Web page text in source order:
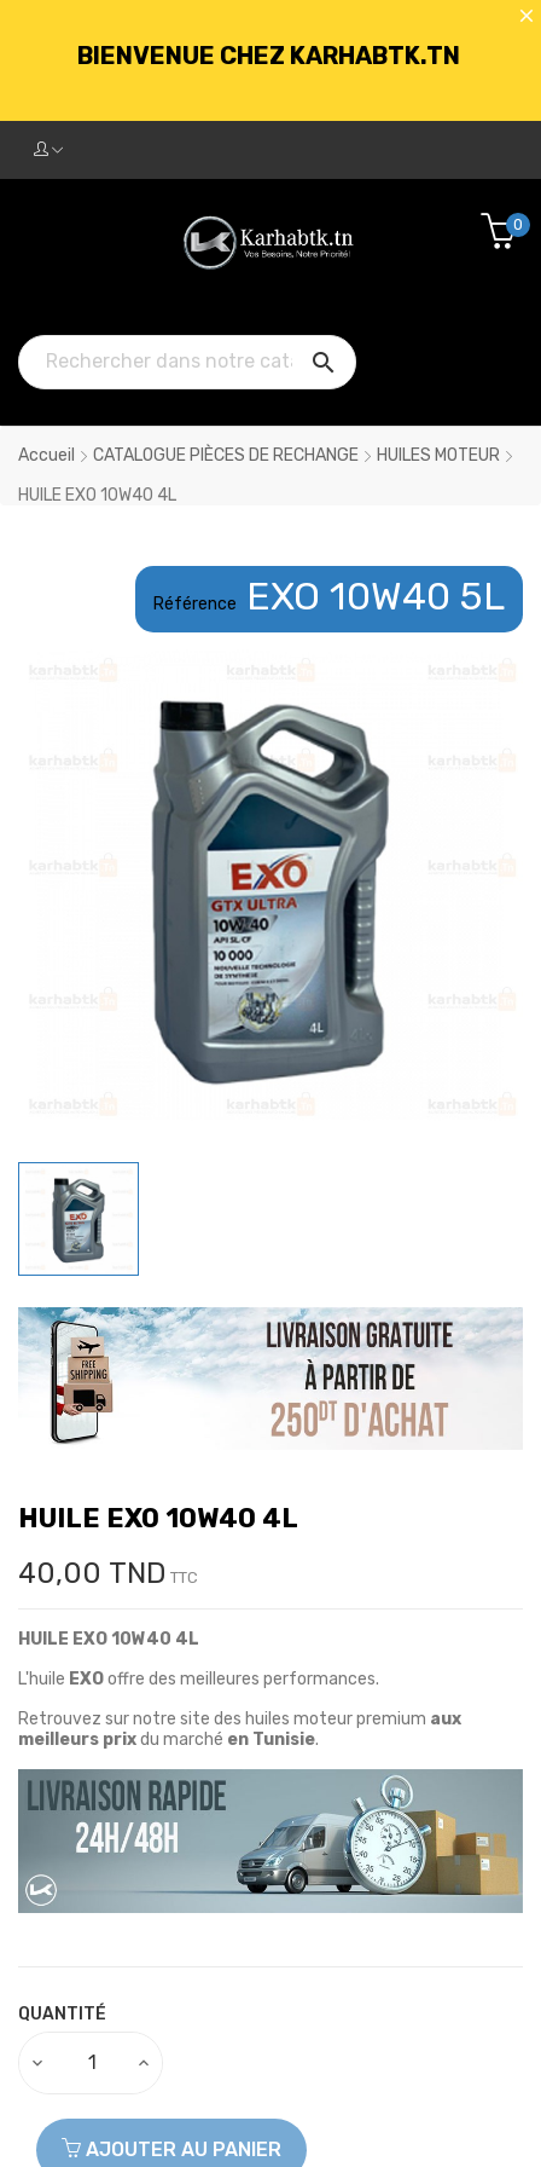
BIENVENUE CHEZ KARHABTK.TN
250DT D'ACHATS

0
Accueil CATALOGUE PIÈCES DE RECHANGE
HUILES MOTEUR
HUILE EXO 10W40 4L
Référence EXO 10W40 5L
HUILE EXO 10W40 4L
40,00 TND TTC
HUILE EXO 10W40 4L
L'huile EXOoffre des meilleures performances.
Retrouvez sur notre site des huiles moteur premium aux
meilleurs prixdu marché en Tunisie.
QUANTITÉ
AJOUTER AU PANIER